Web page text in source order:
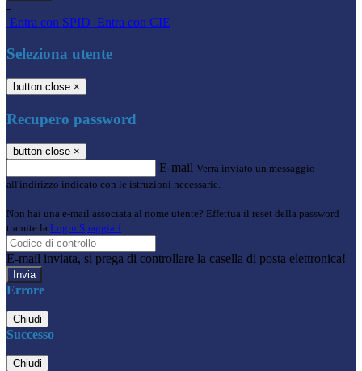
-
Entra con SPID Entra con CIE
Seleziona utente
button close ×
Recupero password
button close ×
E-mail Verrà inviato un messaggio
all'indirizzo indicato con le istruzioni necessarie.
Non hai una e-mail associata al nome utente? Effettua il reset della password
tramite la Login Spaggiari
E-mail inviata, si prega di controllare la casella di posta elettronica!
Errore
Chiudi
Successo
Chiudi